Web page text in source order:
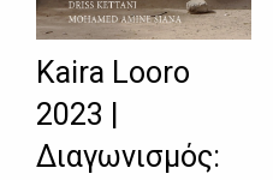
Kaira Looro
2023 |
Διαγωνισμός: